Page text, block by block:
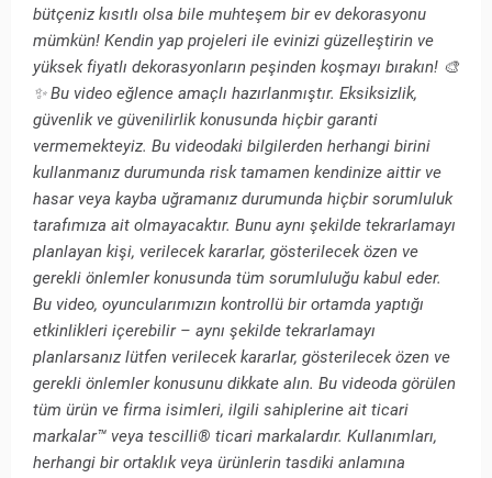
bütçeniz kısıtlı olsa bile muhteşem bir ev dekorasyonu
mümkün! Kendin yap projeleri ile evinizi güzelleştirin ve
yüksek fiyatlı dekorasyonların peşinden koşmayı bırakın! 🎨
✨ Bu video eğlence amaçlı hazırlanmıştır. Eksiksizlik,
güvenlik ve güvenilirlik konusunda hiçbir garanti
vermemekteyiz. Bu videodaki bilgilerden herhangi birini
kullanmanız durumunda risk tamamen kendinize aittir ve
hasar veya kayba uğramanız durumunda hiçbir sorumluluk
tarafımıza ait olmayacaktır. Bunu aynı şekilde tekrarlamayı
planlayan kişi, verilecek kararlar, gösterilecek özen ve
gerekli önlemler konusunda tüm sorumluluğu kabul eder.
Bu video, oyuncularımızın kontrollü bir ortamda yaptığı
etkinlikleri içerebilir – aynı şekilde tekrarlamayı
planlarsanız lütfen verilecek kararlar, gösterilecek özen ve
gerekli önlemler konusunu dikkate alın. Bu videoda görülen
tüm ürün ve firma isimleri, ilgili sahiplerine ait ticari
markalar™ veya tescilli® ticari markalardır. Kullanımları,
herhangi bir ortaklık veya ürünlerin tasdiki anlamına